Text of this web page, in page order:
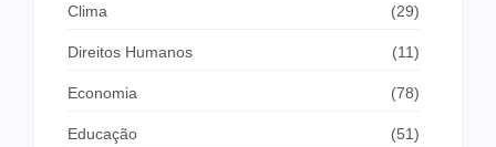
Clima (29)
Direitos Humanos (11)
Economia (78)
Educação (51)